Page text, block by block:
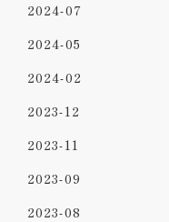
2024-07
2024-05
2024-02
2023-12
2023-11
2023-09
2023-08